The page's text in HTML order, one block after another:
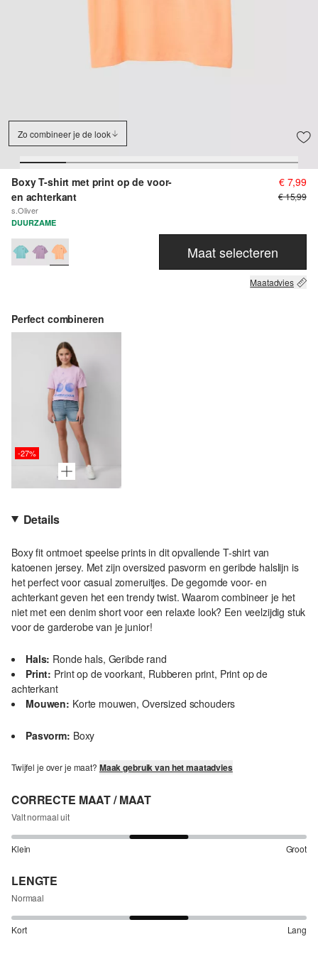
Zo combineer je de look
Boxy T-shirt met print op de voor-
en achterkant
s.Oliver
€ 7,99
€ 15,99
DUURZAME
Maat selecteren
Maatadvies
Perfect combineren
-27%
Details
Boxy fit ontmoet speelse prints in dit opvallende T-shirt van
katoenen jersey. Met zijn oversized pasvorm en geribde halslijn is
het perfect voor casual zomeruitjes. De gegomde voor- en
achterkant geven het een trendy twist. Waarom combineer je het
niet met een denim short voor een relaxte look? Een veelzijdig stuk
voor de garderobe van je junior!
Hals: Ronde hals, Geribde rand
Print: Print op de voorkant, Rubberen print, Print op de
achterkant
Mouwen: Korte mouwen, Oversized schouders
Pasvorm: Boxy
Twijfel je over je maat? Maak gebruik van het maatadvies
CORRECTE MAAT / MAAT
Valt normaal uit
Klein Groot
LENGTE
Normaal
Kort Lang